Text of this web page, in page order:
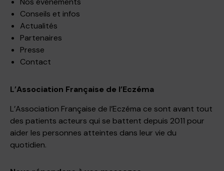
Conseils et infos
Actualités
Partenaires
Presse
Contact
L’Association Française de l’Eczéma
L’Association Française de l’Eczéma ce sont avant tout
des patients acteurs qui se battent depuis 2011 pour
aider les personnes atteintes dans leur vie du
quotidien.